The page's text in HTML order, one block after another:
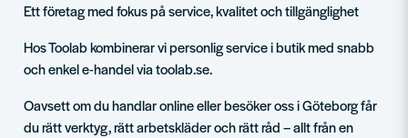
Ett företag med fokus på service, kvalitet och tillgänglighet
Hos Toolab kombinerar vi personlig service i butik med snabb
och enkel e-handel via toolab.se.
Oavsett om du handlar online eller besöker oss i Göteborg får
du rätt verktyg, rätt arbetskläder och rätt råd – allt från en